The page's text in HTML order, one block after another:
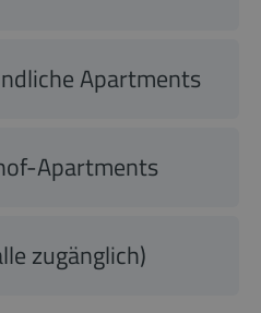
Apartments
Apartments
zugänglich)